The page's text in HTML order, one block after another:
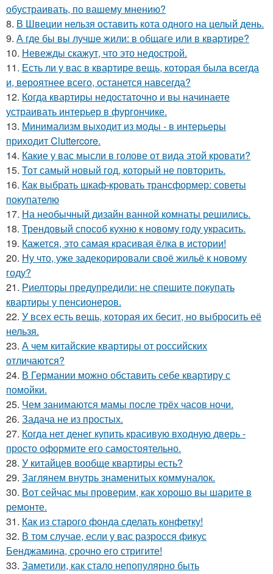
обустраивать, по вашему мнению?
8. В Швеции нельзя оставить кота одного на целый день.
9. А где бы вы лучше жили: в общаге или в квартире?
10. Невежды скажут, что это недострой.
11. Есть ли у вас в квартире вещь, которая была всегда
и, вероятнее всего, останется навсегда?
12. Когда квартиры недостаточно и вы начинаете
устраивать интерьер в фургончике.
13. Минимализм выходит из моды - в интерьеры
приходит Cluttercore.
14. Какие у вас мысли в голове от вида этой кровати?
15. Тот самый новый год, который не повторить.
16. Как выбрать шкаф-кровать трансформер: советы
покупателю
17. На необычный дизайн ванной комнаты решились.
18. Трендовый способ кухню к новому году украсить.
19. Кажется, это самая красивая ёлка в истории!
20. Ну что, уже задекорировали своё жильё к новому
году?
21. Риелторы предупредили: не спешите покупать
квартиры у пенсионеров.
22. У всех есть вещь, которая их бесит, но выбросить её
нельзя.
23. А чем китайские квартиры от российских
отличаются?
24. В Германии можно обставить себе квартиру с
помойки.
25. Чем занимаются мамы после трёх часов ночи.
26. Задача не из простых.
27. Когда нет денег купить красивую входную дверь -
просто оформите его самостоятельно.
28. У китайцев вообще квартиры есть?
29. Заглянем внутрь знаменитых коммуналок.
30. Вот сейчас мы проверим, как хорошо вы шарите в
ремонте.
31. Как из старого фонда сделать конфетку!
32. В том случае, если у вас разросся фикус
Бенджамина, срочно его стригите!
33. Заметили, как стало непопулярно быть